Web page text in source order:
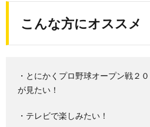
こんな方にオススメ
・とにかくプロ野球オープン戦２
が見たい！
・テレビで楽しみたい！